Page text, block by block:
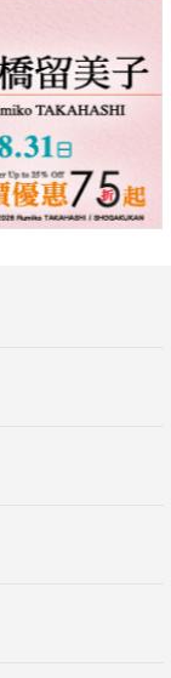
立有效的獎金
激發下屬的參與
事情，才能讓工
。除了員工的熱